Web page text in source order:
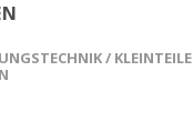
/ KLEINTEILE